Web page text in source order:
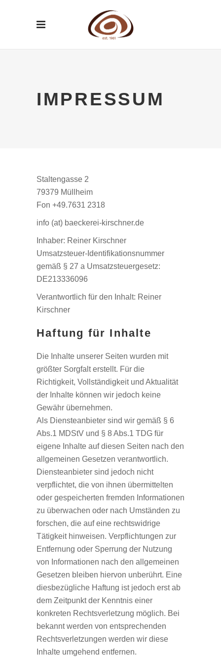
IMPRESSUM
Staltengasse 2
79379 Müllheim
Fon +49.7631 2318
info (at) baeckerei-kirschner.de
Inhaber: Reiner Kirschner
Umsatzsteuer-Identifikationsnummer
gemäß § 27 a Umsatzsteuergesetz:
DE213336096
Verantwortlich für den Inhalt: Reiner
Kirschner
Haftung für Inhalte
Die Inhalte unserer Seiten wurden mit
größter Sorgfalt erstellt. Für die
Richtigkeit, Vollständigkeit und Aktualität
der Inhalte können wir jedoch keine
Gewähr übernehmen.
Als Diensteanbieter sind wir gemäß § 6
Abs.1 MDStV und § 8 Abs.1 TDG für
eigene Inhalte auf diesen Seiten nach den
allgemeinen Gesetzen verantwortlich.
Diensteanbieter sind jedoch nicht
verpflichtet, die von ihnen übermittelten
oder gespeicherten fremden Informationen
zu überwachen oder nach Umständen zu
forschen, die auf eine rechtswidrige
Tätigkeit hinweisen. Verpflichtungen zur
Entfernung oder Sperrung der Nutzung
von Informationen nach den allgemeinen
Gesetzen bleiben hiervon unberührt. Eine
diesbezügliche Haftung ist jedoch erst ab
dem Zeitpunkt der Kenntnis einer
konkreten Rechtsverletzung möglich. Bei
bekannt werden von entsprechenden
Rechtsverletzungen werden wir diese
Inhalte umgehend entfernen.